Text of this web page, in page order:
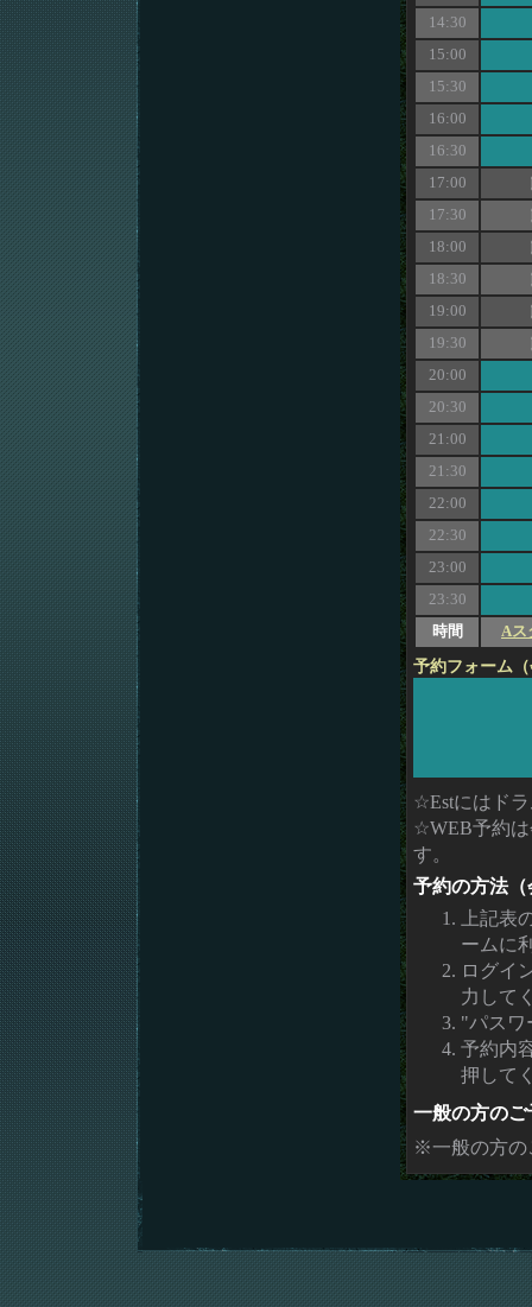
14:30
15:00
15:30
16:00
16:30
17:00
17:30
18:00
18:30
19:00
19:30
20:00
20:30
21:00
21:30
22:00
22:30
23:00
23:30
時間
Aス
予約フォーム
☆Estにはド
☆WEB予約
す。
予約の方法
上記表
ームに
ログイ
力して
"パスワ
予約内
押して
一般の方のご
※一般の方の